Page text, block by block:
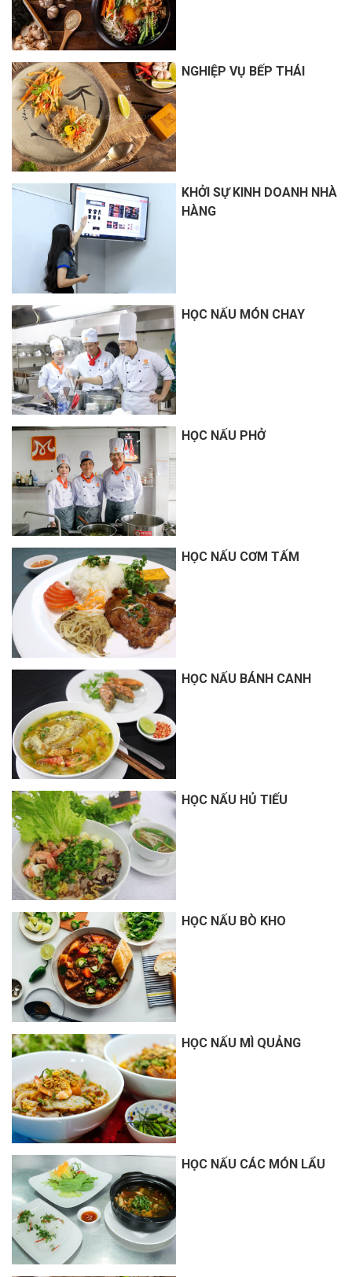
NGHIỆP VỤ BẾP THÁI
KHỞI SỰ KINH DOANH NHÀ
HÀNG
HỌC NẤU MÓN CHAY
HỌC NẤU PHỞ
HỌC NẤU CƠM TẤM
HỌC NẤU BÁNH CANH
HỌC NẤU HỦ TIẾU
HỌC NẤU BÒ KHO
HỌC NẤU MÌ QUẢNG
HỌC NẤU CÁC MÓN LẨU